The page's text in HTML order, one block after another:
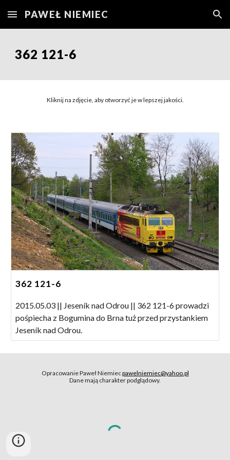
Skip to main content Skip to navigation
PAWEŁ NIEMIEC
362 121-6
Kliknij na zdjęcie, aby otworzyć je w lepszej jakości.
362 121-6
2015.05.03 || Jeseník nad Odrou || 362 121-6 prowadzi
pośpiecha z Bogumina do Brna tuż przed przystankiem
Jeseník nad Odrou.
Opracowanie Paweł Niemiecpawelniemiec@yahoo.pl
Dane mają charakter podglądowy.